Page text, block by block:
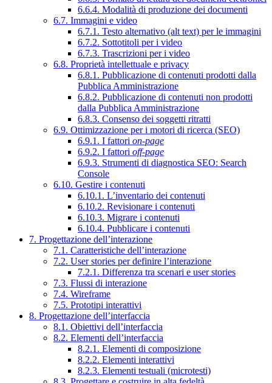
6.6.4. Modalità di produzione dei documenti
6.7. Immagini e video
6.7.1. Testo alternativo (alt text) per le immagini
6.7.2. Sottotitoli per i video
6.7.3. Trascrizioni per i video
6.8. Proprietà intellettuale e privacy
6.8.1. Pubblicazione di contenuti prodotti dalla
Pubblica Amministrazione
6.8.2. Pubblicazione di contenuti non prodotti
dalla Pubblica Amministrazione
6.8.3. Consenso dei soggetti ritratti
6.9. Ottimizzazione per i motori di ricerca (SEO)
6.9.1. I fattori on-page
6.9.2. I fattori off-page
6.9.3. Strumenti di diagnostica SEO: Search
Console
6.10. Gestire i contenuti
6.10.1. L’inventario dei contenuti
6.10.2. Revisionare i contenuti
6.10.3. Migrare i contenuti
6.10.4. Pubblicare i contenuti
7. Progettazione dell’interazione
7.1. Caratteristiche dell’interazione
7.2. User stories per definire l’interazione
7.2.1. Differenza tra scenari e user stories
7.3. Flussi di interazione
7.4. Wireframe
7.5. Prototipi interattivi
8. Progettazione dell’interfaccia
8.1. Obiettivi dell’interfaccia
8.2. Elementi dell’interfaccia
8.2.1. Elementi di composizione
8.2.2. Elementi interattivi
8.2.3. Elementi testuali (microtesti)